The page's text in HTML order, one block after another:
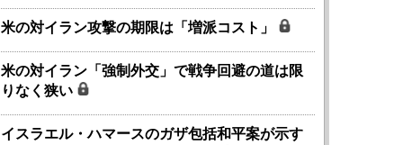
米の対イラン攻撃の期限は「増派コスト」
米の対イラン「強制外交」で戦争回避の道は限
りなく狭い
イスラエル・ハマースのガザ包括和平案が示す